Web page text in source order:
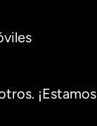
¡Estamos